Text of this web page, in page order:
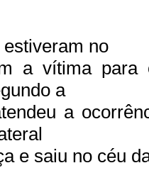
no
a vítima para
a
a
e saiu no céu